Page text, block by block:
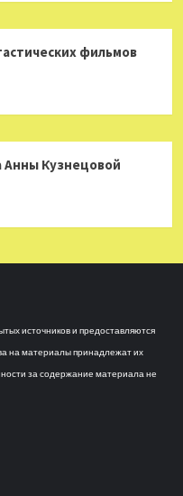
фильмов
Анны Кузнецовой
источников и предоставляются
на материалы принадлежат их
за содержание материала не